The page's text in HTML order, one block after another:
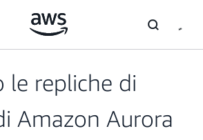
le repliche di
Amazon Aurora